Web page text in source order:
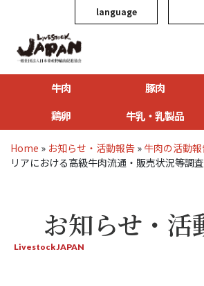
language
牛肉 豚肉
鶏卵
牛乳・乳製品
Home » お知らせ・活動報告 » 牛肉の活動
リアにおける高級牛肉流通・販売状況等調
お知らせ・活
Livestock JAPAN